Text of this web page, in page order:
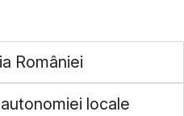
României
locale